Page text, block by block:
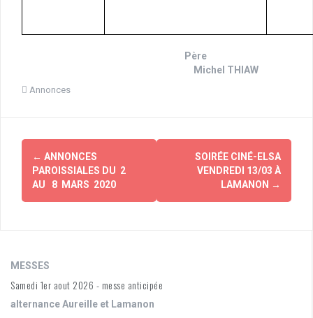
Père
Michel THIAW
Annonces
Navigation
d'article
← ANNONCES
PAROISSIALES DU 2
AU 8 MARS 2020
SOIRÉE CINÉ-ELSA
VENDREDI 13/03 À
LAMANON →
MESSES
Samedi 1er aout 2026 - messe anticipée
alternance Aureille et Lamanon